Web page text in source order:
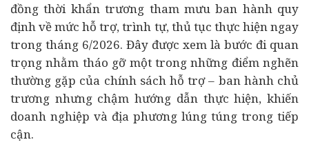
đồng thời khẩn trương tham mưu ban hành quy
định về mức hỗ trợ, trình tự, thủ tục thực hiện ngay
trong tháng 6/2026. Đây được xem là bước đi quan
trọng nhằm tháo gỡ một trong những điểm nghẽn
thường gặp của chính sách hỗ trợ – ban hành chủ
trương nhưng chậm hướng dẫn thực hiện, khiến
doanh nghiệp và địa phương lúng túng trong tiếp
cận.